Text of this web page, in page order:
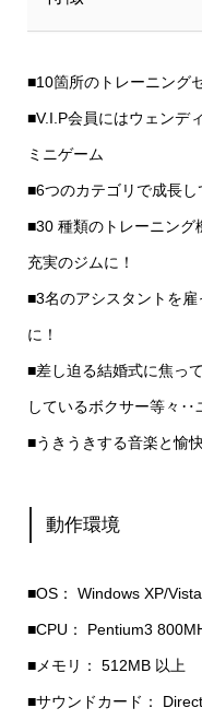
■10箇所のトレーニング
■V.I.P会員にはウェンデ
ミニゲーム
■6つのカテゴリで成長
■30 種類のトレーニング
充実のジムに！
■3名のアシスタントを
に！
■差し迫る結婚式に焦っ
しているボクサー等々‥
■うきうきする音楽と愉
動作環境
■OS： Windows XP/
■CPU： Pentium3
■メモリ： 512MB 以上
■サウンドカード：